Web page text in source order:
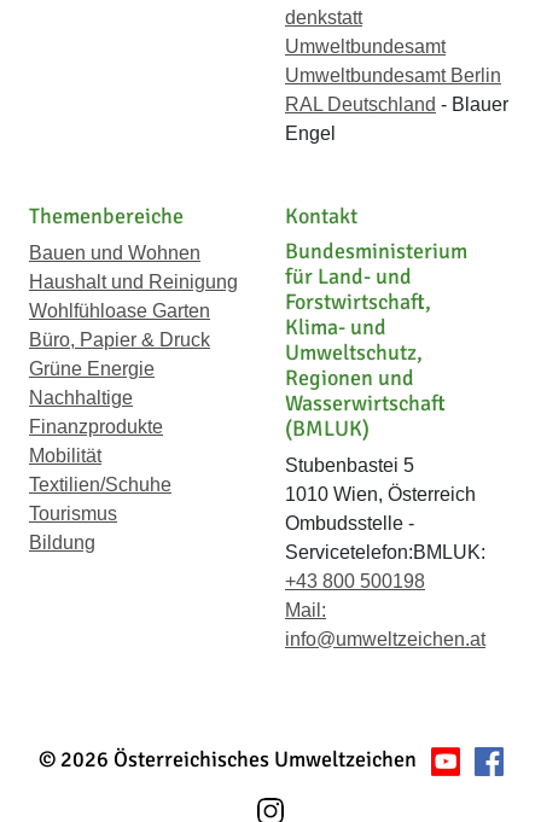
denkstatt
Umweltbundesamt
Umweltbundesamt Berlin
RAL Deutschland - Blauer
Engel
Themenbereiche
Bauen und Wohnen
Haushalt und Reinigung
Wohlfühloase Garten
Büro, Papier & Druck
Grüne Energie
Nachhaltige
Finanzprodukte
Mobilität
Textilien/Schuhe
Tourismus
Bildung
Kontakt
Bundesministerium
für Land- und
Forstwirtschaft,
Klima- und
Umweltschutz,
Regionen und
Wasserwirtschaft
(BMLUK)
Stubenbastei 5
1010 Wien, Österreich
Ombudsstelle -
Servicetelefon:BMLUK:
+43 800 500198
Mail:
info@umweltzeichen.at
© 2026 Österreichisches Umweltzeichen